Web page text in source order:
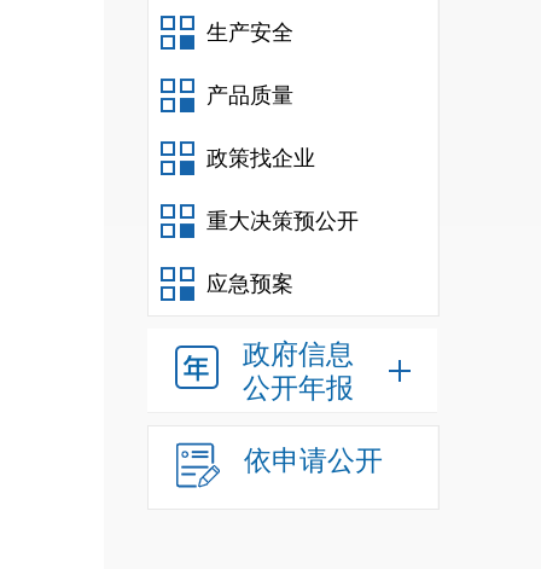
生产安全
产品质量
政策找企业
重大决策预公开
应急预案
政府信息
公开年报
依申请公开